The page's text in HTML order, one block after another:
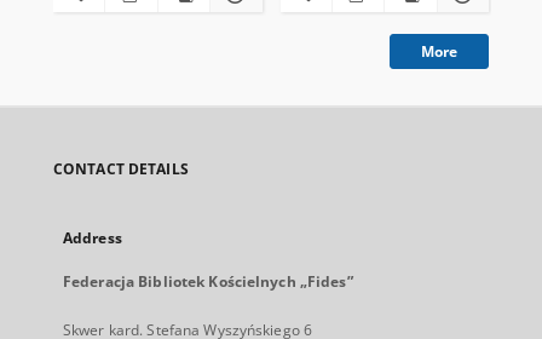
More
CONTACT DETAILS
Address
Federacja Bibliotek Kościelnych „Fides”
Skwer kard. Stefana Wyszyńskiego 6